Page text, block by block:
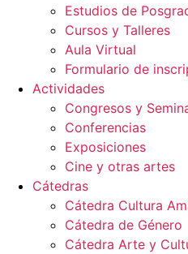
Estudios de
Cursos y Talleres
Aula Virtual
Formulario de
Actividades
Congresos y
Conferencias
Exposiciones
Cine y otras artes
Cátedras
Cátedra Cultura
Cátedra de Género
Cátedra Arte y